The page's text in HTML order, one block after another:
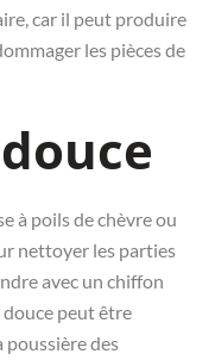
car il peut produire
les pièces de
à poils de chèvre ou
nettoyer les parties
avec un chiffon
peut être
des